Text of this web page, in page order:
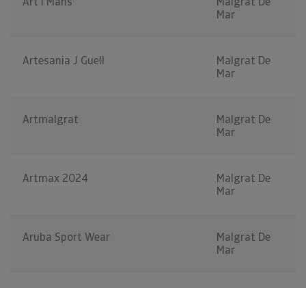
Mar
Artesania J Guell
Malgrat De
Mar
Artmalgrat
Malgrat De
Mar
Artmax 2024
Malgrat De
Mar
Aruba Sport Wear
Malgrat De
Mar